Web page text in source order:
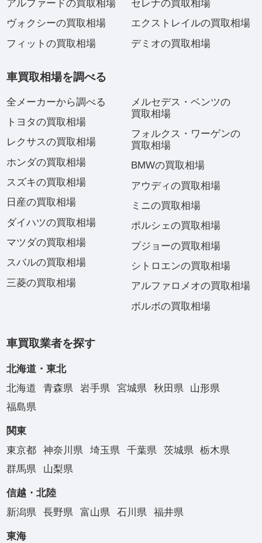
アルファードの買取相場
ヴォクシーの買取相場
フィットの買取相場
セレナの買取相場
エクストレイルの買取相場
デミオの買取相場
車買取相場を調べる
全メーカーから調べる
トヨタの買取相場
レクサスの買取相場
ホンダの買取相場
スズキの買取相場
日産の買取相場
ダイハツの買取相場
マツダの買取相場
スバルの買取相場
三菱の買取相場
メルセデス・ベンツの
買取相場
フォルクス・ワーゲンの
買取相場
BMWの買取相場
アウディの買取相場
ミニの買取相場
ポルシェの買取相場
プジョーの買取相場
シトロエンの買取相場
アルファロメオの買取相場
ボルボの買取相場
車買取業者を探す
北海道・東北
北海道
青森県 岩手県 宮城県 秋田県
山形県
福島県
関東
東京都
神奈川県 埼玉県 千葉県 茨城県
栃木県
群馬県
山梨県
信越・北陸
新潟県
長野県 富山県 石川県 福井県
東海